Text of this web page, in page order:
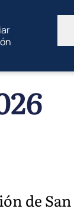
de San